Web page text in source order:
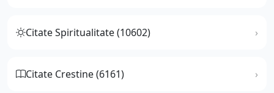
Citate Spiritualitate (10602)
Citate Crestine (6161)